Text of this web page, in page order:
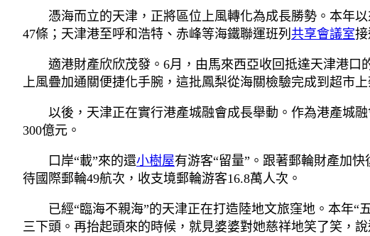
憑海而立的天津，正將區位上風轉化為成長勝勢。本年
47條；天津港至呼和浩特、赤峰等海鐵聯運班列 共享會議室
適港財產欣欣茂發。6月，由馬來西亞收回抵達天津港口
上風疊加通關便捷化手腕，這批鳳梨從海關檢驗完成到超市上
以後，天津正在實行港產城融會成長舉動。作為港產城
300億元。
口岸“載”來的還小樹屋有游客“留量”。跟著郵輪財產加
待國際郵輪49航次，收支境郵輪游客16.8萬人次。
已經“臨海不親海”的天津正在打造陸地文旅窪地。本年
三下頭。再抬起頭來的時候，就見婆婆對她慈祥地笑了笑，